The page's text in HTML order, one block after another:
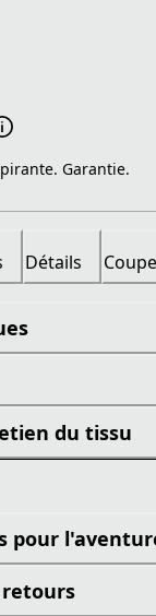
Garantie.
Détails
du tissu
pour